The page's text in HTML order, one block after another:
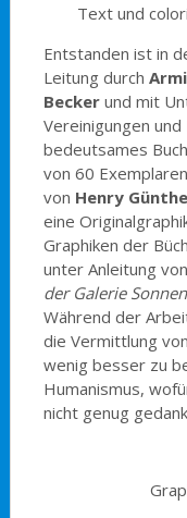
Text und
Entstanden ist in
Leitung durch
Beckerund mit
Vereinigungen
bedeutsames
von 60
von Henry
eine
Graphiken der
unter Anleitung von
der Galerie
Während der
die Vermittlung
wenig besser zu
Humanismus,
nicht genug